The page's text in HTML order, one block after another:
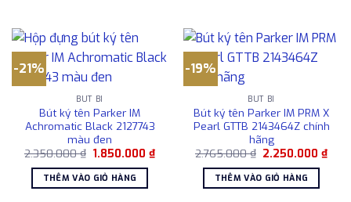
-21%
BÚT BI
Bút ký tên Parker IM
Achromatic Black 2127743
màu đen
2.350.000₫ Giá
là:
2.350.000 ₫.
1.850.000₫Giá
hiện
1.850.000 ₫.
THÊM VÀO GIỎ HÀNG
-19%
BÚT BI
Bút ký tên Parker IM PRM X
Pearl GTTB 2143464Z chính
hãng
2.765.000₫ Giá
là:
2.765.000 ₫.
2.250.000₫Giá
hiện
THÊM VÀO GIỎ HÀNG